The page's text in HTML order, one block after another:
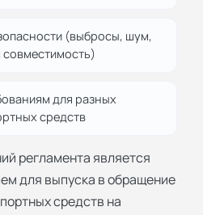
(выбросы, шум,
совместимость)
для разных
средств
регламента является
для выпуска в обращение
средств на